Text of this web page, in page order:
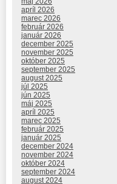
apríl 2026
marec 2026
február 2026
január 2026
december 2025
november 2025
október 2025
september 2025
august 2025
júl 2025
jún 2025
máj 2025
apríl 2025
marec 2025
február 2025
január 2025
december 2024
november 2024
október 2024
september 2024
august 2024